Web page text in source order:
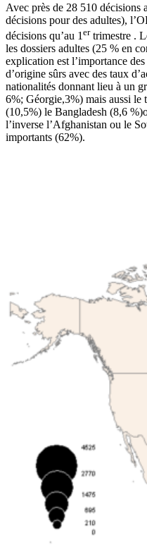
Avec près de 28 510 décisions
décisions pour des adultes),
décisions qu’au 1 ertrimestre .
les dossiers adultes (25 % en
explication est l’importance
d’origine sûrs avec des taux
nationalités donnant lieu à un
6%; Géorgie,3%) mais aussi le
(10,5%) le Bangladesh (8,6
l’inverse l’Afghanistan ou le
importants (62%).